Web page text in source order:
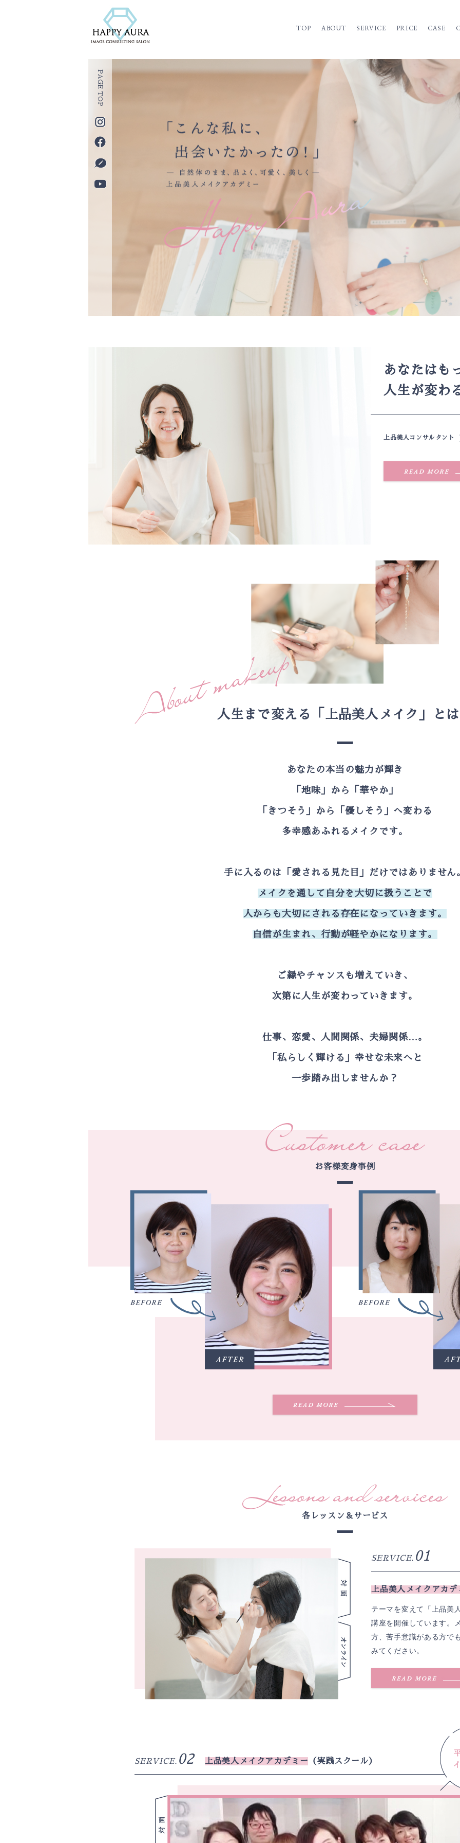
PAGE TOP
TOP ABOUT SERVICE PRICE CASE
あなたはも
人生が変わ
上品美人コンサルタント
人生まで変える「上品美人メイク」と
あなたの本当の魅力が輝き
「地味」から「華やか」
「きつそう」から「優しそう」へ変わる
多幸感あふれるメイクです。
手に入るのは「愛される見た目」だけではありません
メイクを通して自分を大切に扱うことで
人からも大切にされる存在になっていきます。
自信が生まれ、行動が軽やかになります。
ご縁やチャンスも増えていき、
次第に人生が変わっていきます。
仕事、恋愛、人間関係、夫婦関係…。
「私らしく輝ける」幸せな未来へと
一歩踏み出しませんか？
お客様変身事例
各レッスン＆サービス
SERVICE. 01
上品美人メイクアカデ
テーマを変えて「上品美
講座を開催しています。
方、苦手意識がある方で
みてください。
SERVICE. 02 上品美人メイクアカデミー （実践スクール）